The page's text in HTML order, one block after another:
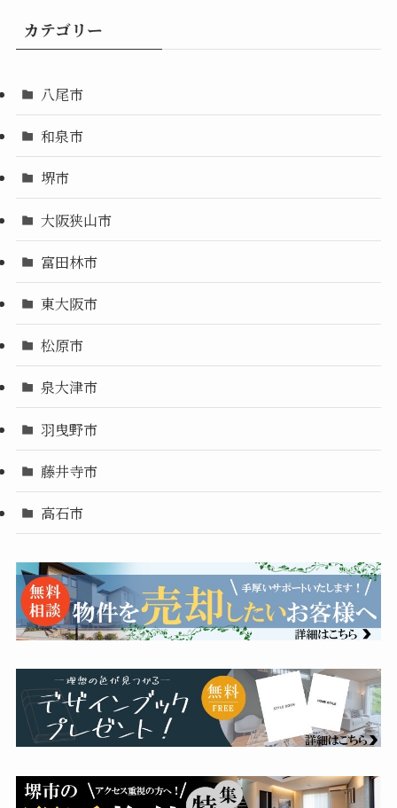
カテゴリー
八尾市
和泉市
堺市
大阪狭山市
富田林市
東大阪市
松原市
泉大津市
羽曳野市
藤井寺市
高石市